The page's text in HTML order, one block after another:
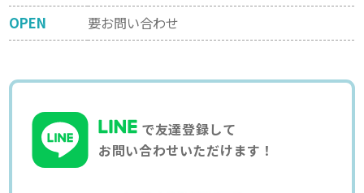
OPEN
要お問い合わせ
で友達登録して
お問い合わせいただけます！